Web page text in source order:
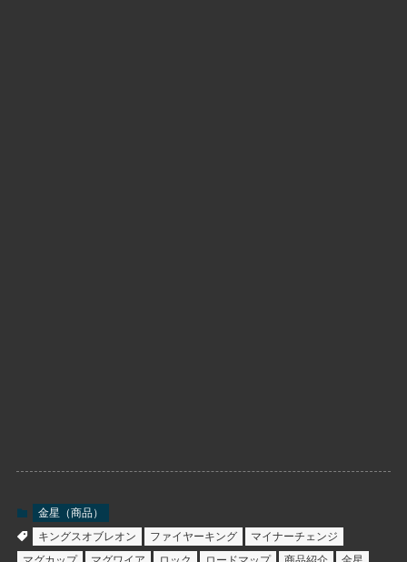
金星（商品）
キングスオブレオン
ファイヤーキング
マイナーチェンジ